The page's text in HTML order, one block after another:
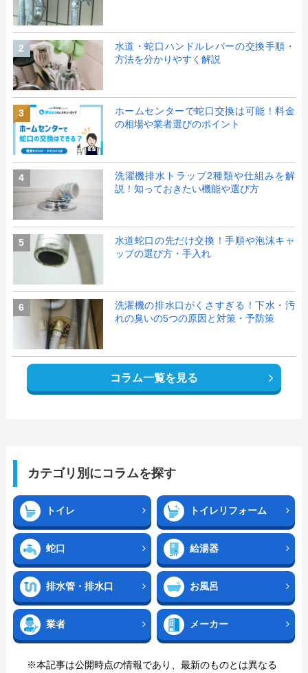
2
水道・蛇口ハンドルレバーの交換手順・
方法を分かりやすく解説
3
ホームセンターで蛇口交換は可能！料金
の相場や業者選びのポイント
4
洗濯機排水トラップ2種類や仕組みを解
説！知っておきたい機能や選び方
5
水道蛇口の先だけ交換！手順や泡沫キャ
ップの選び方・手入れ
6
洗濯機の排水口がくさすぎる！下水・汚
れの臭いの5つの原因と対策・予防策
コラム一覧を見る
カテゴリ別にコラムを探す
トイレ トイレリフォーム
蛇口 給湯器
排水管・排水口 お風呂
業者 メーカー
※本記事は公開時点の情報であり、最新のものとは異なる